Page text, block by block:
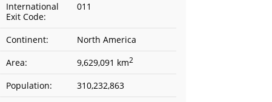
International
Exit Code:
011
Continent:
North America
Area:
9,629,091 km2
Population:
310,232,863